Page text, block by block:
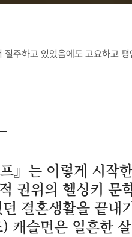
주하고 있었음에도 고요하고
』는 이렇게 시작
권위의 헬싱키 문
결혼생활을 끝내
캐슬먼은 일흔한